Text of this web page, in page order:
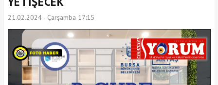
21.02.2024 - Çarşamba 17:15